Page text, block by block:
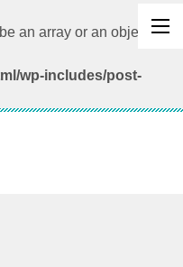
an array or an object that
wp-includes/post-